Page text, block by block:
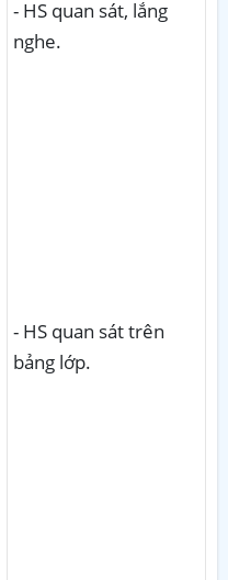
- HS quan sát, lắng
nghe.
- HS quan sát trên
bảng lớp.